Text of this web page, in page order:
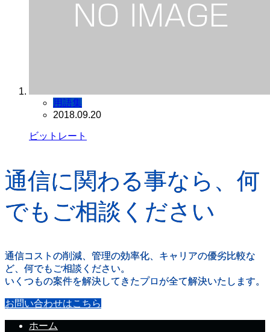
用語集
2018.09.20
ビットレート
通信に関わる事なら、何
でもご相談ください
通信コストの削減、管理の効率化、キャリアの優劣比較な
ど、何でもご相談ください。
いくつもの案件を解決してきたプロが全て解決いたします。
お問い合わせはこちら
ホーム